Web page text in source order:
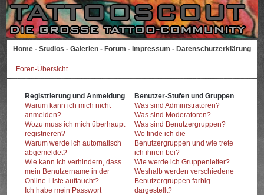
Home - Studios - Galerien - Forum - Impressum - Datenschutzerklärung
Foren-Übersicht
Registrierung und Anmeldung
Warum kann ich mich nicht
anmelden?
Wozu muss ich mich überhaupt
registrieren?
Warum werde ich automatisch
abgemeldet?
Wie kann ich verhindern, dass
mein Benutzername in der
Online-Liste auftaucht?
Ich habe mein Passwort
Benutzer-Stufen und Gruppen
Was sind Administratoren?
Was sind Moderatoren?
Was sind Benutzergruppen?
Wo finde ich die
Benutzergruppen und wie trete
ich ihnen bei?
Wie werde ich Gruppenleiter?
Weshalb werden verschiedene
Benutzergruppen farbig
dargestellt?